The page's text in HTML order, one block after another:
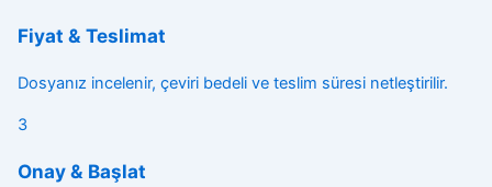
Fiyat & Teslimat
Dosyanız incelenir, çeviri bedeli ve teslim süresi netleştirilir.
3
Onay & Başlat